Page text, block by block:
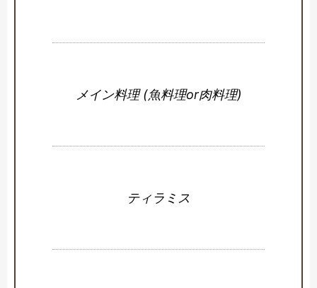
メイン料理 (魚料理or肉料理)
ティラミス